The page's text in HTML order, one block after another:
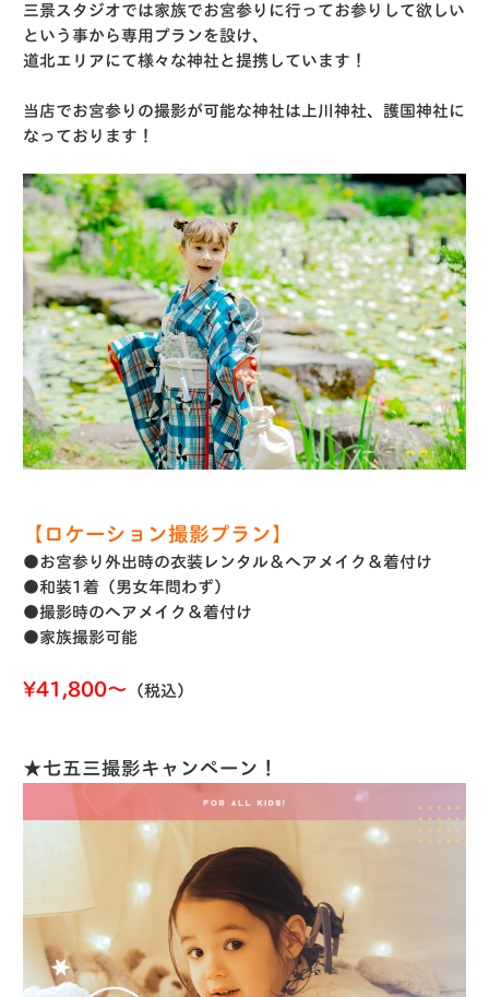
三景スタジオでは家族でお宮参りに行ってお参りして欲しい
という事から専用プランを設け、
道北エリアにて様々な神社と提携しています！
当店でお宮参りの撮影が可能な神社は上川神社、護国神社に
なっております！
【ロケーション撮影プラン】
●お宮参り外出時の衣装レンタル＆ヘアメイク＆着付け
●和装1着（男女年問わず）
●撮影時のヘアメイク＆着付け
●家族撮影可能
¥41,800〜 （税込）
★七五三撮影キャンペーン！